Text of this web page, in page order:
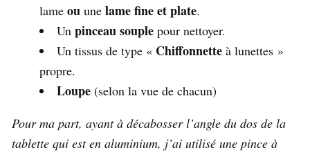
lame ou une lame fine et plate.
Un pinceau souple pour nettoyer.
Un tissus de type « Chiffonnette à lunettes »
propre.
Loupe (selon la vue de chacun)
Pour ma part, ayant à décabosser l’angle du dos de la
tablette qui est en aluminium, j’ai utilisé une pince à